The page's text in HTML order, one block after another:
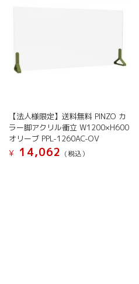
【法人様限定】送料無料 PINZO カ
ラー脚アクリル衝立 W1200×H600
オリーブ PPL-1260AC-OV
¥
14,062 (税込）